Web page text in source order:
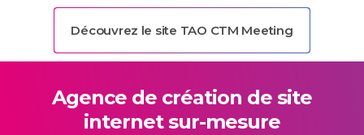
Découvrez le site TAO CTM Meeting
Agence de création de site
internet sur-mesure